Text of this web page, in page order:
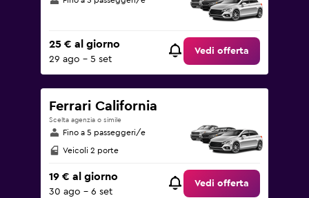
25 € al giorno
29 ago - 5 set
Vedi offerta
Ferrari California
Scelta agenzia o simile
Fino a 5 passeggeri/e
Veicoli 2 porte
19 € al giorno
30 ago - 6 set
Vedi offerta